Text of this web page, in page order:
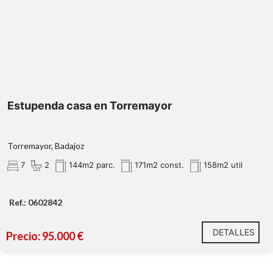
Estupenda casa en Torremayor
Torremayor, Badajoz
7 2 144m2 parc. 171m2 const. 158m2 util
Ref.: 0602842
Precio: 95.000 € DETALLES